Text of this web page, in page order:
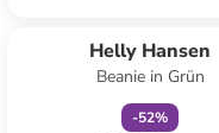
Helly Hansen
Beanie in Grün
-52%